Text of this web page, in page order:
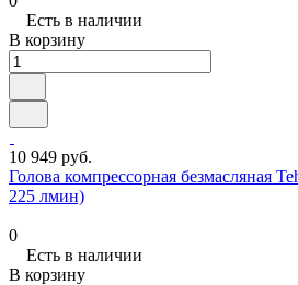
Есть в наличии
В корзину
10 949 руб.
Голова компрессорная безмасляная
225 лмин)
0
Есть в наличии
В корзину